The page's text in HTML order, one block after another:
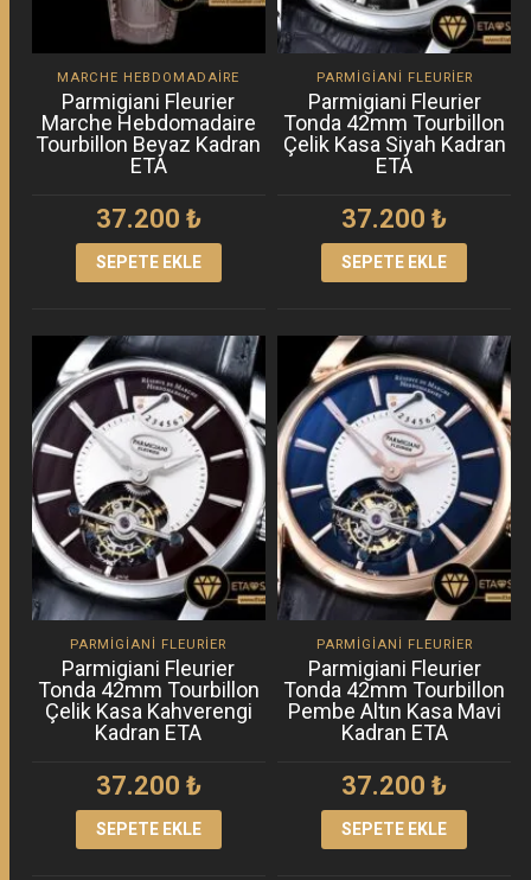
MARCHE HEBDOMADAIRE
Parmigiani Fleurier
Marche Hebdomadaire
Tourbillon Beyaz Kadran
ETA
37.200 ₺
SEPETE EKLE
PARMIGIANI FLEURIER
Parmigiani Fleurier
Tonda 42mm Tourbillon
Çelik Kasa Siyah Kadran
ETA
37.200₺
SEPETE EKLE
PARMIGIANI FLEURIER
Parmigiani Fleurier
Tonda 42mm Tourbillon
Çelik Kasa Kahverengi
Kadran ETA
37.200 ₺
SEPETE EKLE
PARMIGIANI FLEURIER
Parmigiani Fleurier
Tonda 42mm Tourbillon
Pembe Altın Kasa Mavi
Kadran ETA
37.200₺
SEPETE EKLE